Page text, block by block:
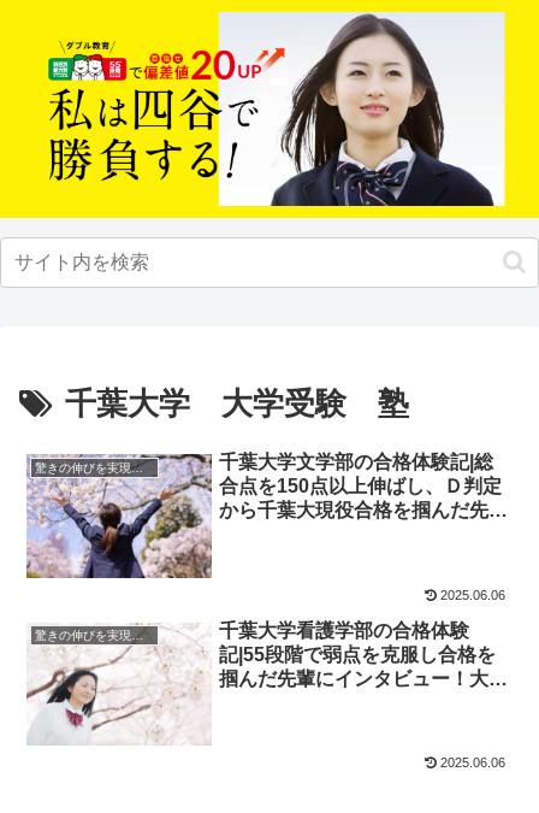
千葉大学 大学受験 塾
驚きの伸びを実現｜先輩列伝
千葉大学文学部の合格体験記|総
合点を150点以上伸ばし、Ｄ判定
から千葉大現役合格を掴んだ先輩
2025.06.06
驚きの伸びを実現｜先輩列伝
千葉大学看護学部の合格体験
記|55段階で弱点を克服し合格を
掴んだ先輩にインタビュー！大学
2025.06.06